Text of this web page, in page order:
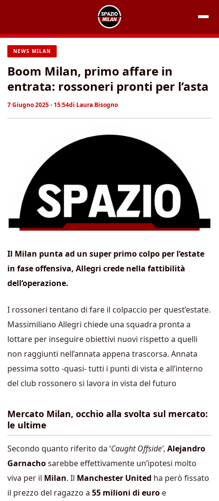
contenuto
NEWS MILAN
Boom Milan, primo affare in
entrata: rossoneri pronti per l’asta
7 Giugno 2025 - 15:54di Laura Bisogno
Il Milan punta ad un super primo colpo per l’estate
in fase offensiva, Allegri crede nella fattibilità
dell’operazione.
I rossoneri tentano di fare il colpaccio per quest’estate.
Massimiliano Allegri chiede una squadra pronta a
lottare per inseguire obiettivi nuovi rispetto a quelli
non raggiunti nell’annata appena trascorsa. Annata
pessima sotto -quasi- tutti i punti di vista e all’interno
del club rossonero si lavora in vista del futuro
Mercato Milan, occhio alla svolta sul mercato:
le ultime
Secondo quanto riferito da ‘Caught Offside’, Alejandro
Garnachosarebbe effettivamente un’ipotesi molto
viva per il Milan. Il Manchester United ha però fissato
il prezzo del ragazzo a 55 milioni di euro e